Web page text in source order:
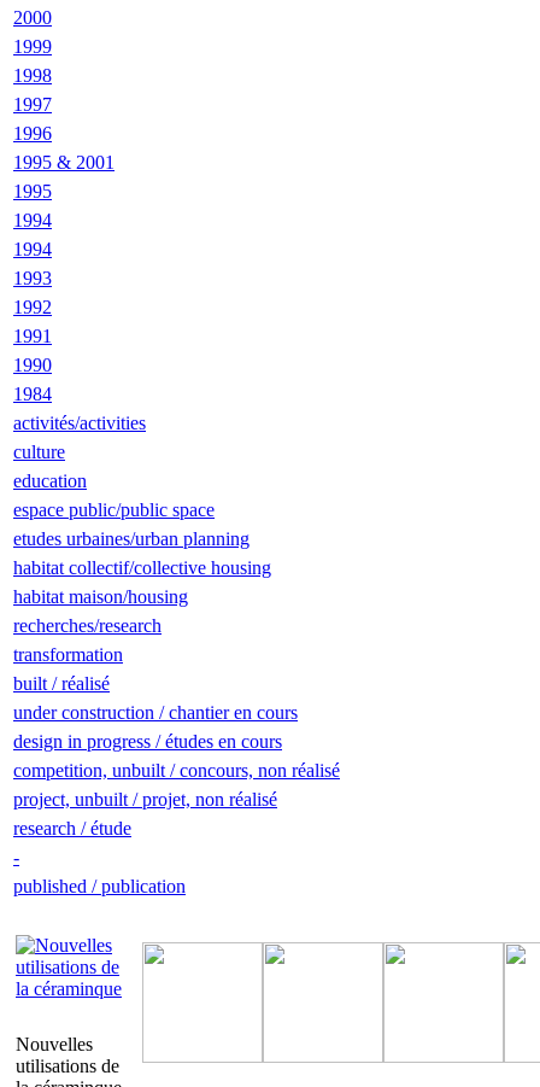
2000
1999
1998
1997
1996
1995 & 2001
1995
1994
1994
1993
1992
1991
1990
1984
activités/activities
culture
education
espace public/public space
etudes urbaines/urban planning
habitat collectif/collective housing
habitat maison/housing
recherches/research
transformation
built / réalisé
under construction / chantier en cours
design in progress / études en cours
competition, unbuilt / concours, non réalisé
project, unbuilt / projet, non réalisé
research / étude
-
published / publication
Nouvelles
utilisations de